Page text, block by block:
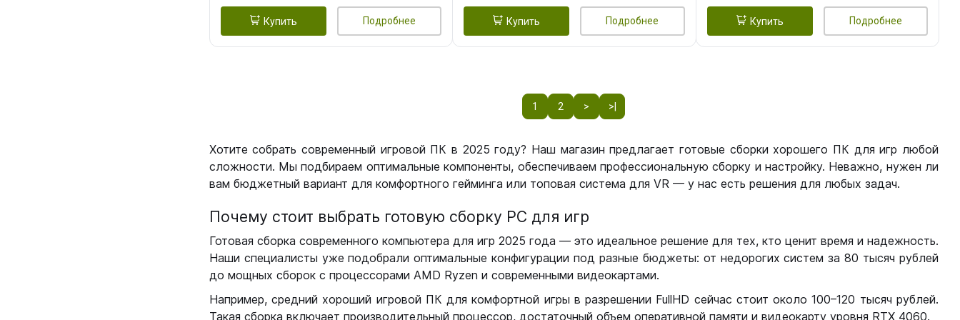
Купить Подробнее Купить Подробнее Купить Подробнее
1 2 > >|
Хотите собрать современный игровой ПК в 2025 году? Наш магазин предлагает готовые сборки хорошего ПК для игр любой
сложности. Мы подбираем оптимальные компоненты, обеспечиваем профессиональную сборку и настройку. Неважно, нужен ли
вам бюджетный вариант для комфортного гейминга или топовая система для VR — у нас есть решения для любых задач.
Почему стоит выбрать готовую сборку РС для игр
Готовая сборка современного компьютера для игр 2025 года — это идеальное решение для тех, кто ценит время и надежность.
Наши специалисты уже подобрали оптимальные конфигурации под разные бюджеты: от недорогих систем за 80 тысяч рублей
до мощных сборок с процессорами AMD Ryzen и современными видеокартами.
Например, средний хороший игровой ПК для комфортной игры в разрешении FullHD сейчас стоит около 100–120 тысяч рублей.
Такая сборка включает производительный процессор, достаточный объем оперативной памяти и видеокарту уровня RTX 4060.